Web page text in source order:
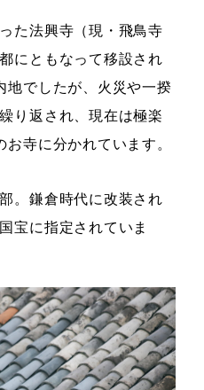
た法興寺（現・飛鳥寺
にともなって移設され
地でしたが、火災や一揆
り返され、現在は極楽
寺に分かれています。
。鎌倉時代に改装され
宝に指定されていま